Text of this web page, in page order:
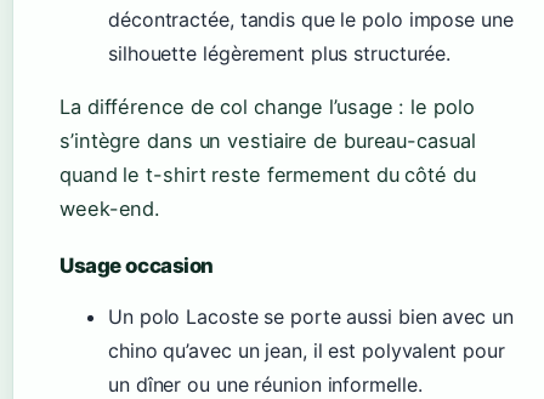
décontractée, tandis que le polo impose une
silhouette légèrement plus structurée.
La différence de col change l’usage : le polo
s’intègre dans un vestiaire de bureau-casual
quand le t-shirt reste fermement du côté du
week-end.
Usage occasion
Un polo Lacoste se porte aussi bien avec un
chino qu’avec un jean, il est polyvalent pour
un dîner ou une réunion informelle.